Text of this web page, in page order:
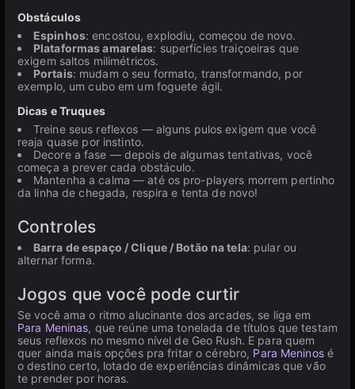
Obstáculos
Espinhos: encostou, explodiu, começou de novo.
Plataformas amarelas: superfícies traiçoeiras que
exigem saltos milimétricos.
Portais: mudam o seu formato, transformando, por
exemplo, um cubo em um foguete ágil.
Dicas e Truques
Treine seus reflexos — alguns pulos exigem que você
reaja quase por instinto.
Decore a fase — depois de algumas tentativas, você
começa a prever cada obstáculo.
Mantenha a calma — até os pro-players morrem pertinho
da linha de chegada, respira e tenta de novo!
Controles
Barra de espaço / Clique / Botão na tela: pular ou
alternar forma.
Jogos que você pode curtir
Se você ama o ritmo alucinante dos arcades, se liga em
Para Meninas, que reúne uma tonelada de títulos que testam
seus reflexos no mesmo nível de Geo Rush. E para quem
quer ainda mais opções pra fritar o cérebro, Para Meninosé
o destino certo, lotado de experiências dinâmicas que vão
te prender por horas.